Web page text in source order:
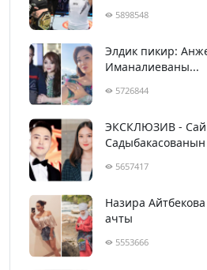
5898548
Элдик пикир:
Иманалиеваны...
5726844
ЭКСКЛЮЗИВ -
Садыбакасованын
5657417
Назира
ачты
5553666